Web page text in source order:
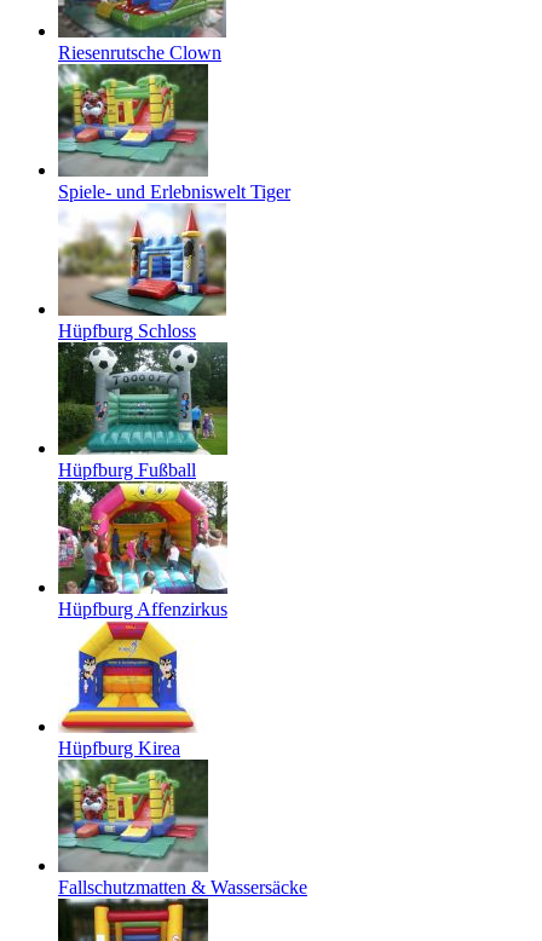
Riesenrutsche Clown
Spiele- und Erlebniswelt Tiger
Hüpfburg Schloss
Hüpfburg Fußball
Hüpfburg Affenzirkus
Hüpfburg Kirea
Fallschutzmatten & Wassersäcke